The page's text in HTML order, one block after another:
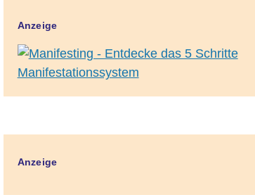
Anzeige
Anzeige